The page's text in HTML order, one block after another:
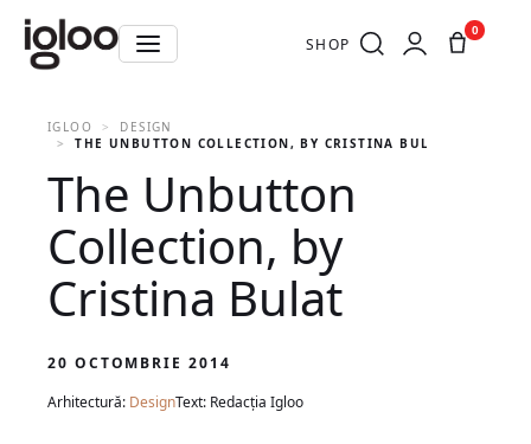
SHOP
0
IGLOO
DESIGN
THE UNBUTTON COLLECTION, BY CRISTINA BULAT
The Unbutton
Collection, by
Cristina Bulat
20 OCTOMBRIE 2014
Arhitectură: DesignText: Redacția Igloo